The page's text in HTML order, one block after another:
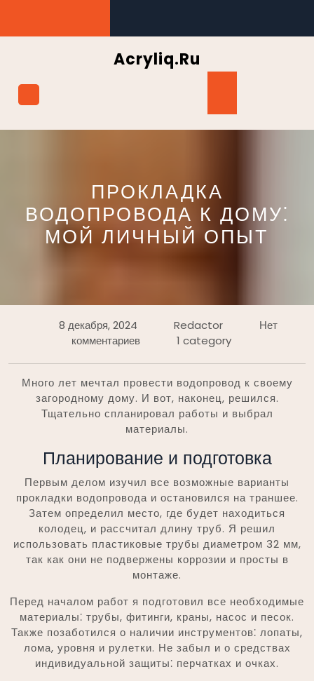
содержимому
Acryliq.ru
ПРОКЛАДКА
ВОДОПРОВОДА К ДОМУ⁚
МОЙ ЛИЧНЫЙ ОПЫТ
8 декабря, 2024 Redactor
Нет
комментариев
1 category
Много лет мечтал провести водопровод к своему
загородному дому. И вот, наконец, решился.
Тщательно спланировал работы и выбрал
материалы.
Планирование и подготовка
Первым делом изучил все возможные варианты
прокладки водопровода и остановился на траншее.
Затем определил место, где будет находиться
колодец, и рассчитал длину труб. Я решил
использовать пластиковые трубы диаметром 32 мм,
так как они не подвержены коррозии и просты в
монтаже.
Перед началом работ я подготовил все необходимые
материалы⁚ трубы, фитинги, краны, насос и песок.
Также позаботился о наличии инструментов⁚ лопаты,
лома, уровня и рулетки. Не забыл и о средствах
индивидуальной защиты⁚ перчатках и очках.